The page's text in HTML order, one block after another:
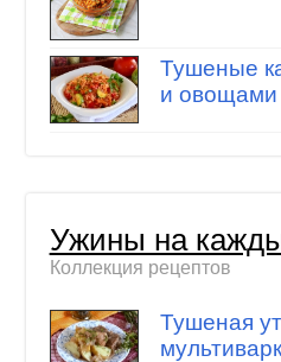
Тушеные
и овощами
Ужины на
Коллекция рецептов
Тушеная